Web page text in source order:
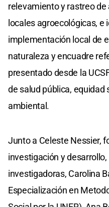
relevamiento y rastreo
locales agroecológicas, e
implementación local de
naturaleza y encuadre
presentado desde la
de salud pública, equidad
ambiental.
Junto a Celeste Nessier,
investigación y
investigadoras, Carolina
Especialización en